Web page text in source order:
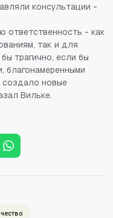
консультации -
ответственность - как
так и для
трагично, если бы
благонамеренными
создало новые
Вильке.